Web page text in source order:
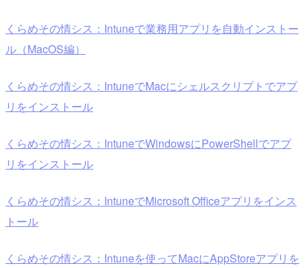
くらめその情シス：Intuneで業務用アプリを自動インストー
ル（MacOS編）
くらめその情シス：IntuneでMacにシェルスクリプトでアプ
リをインストール
くらめその情シス：IntuneでWindowsにPowerShellでアプ
リをインストール
くらめその情シス：IntuneでMicrosoft Officeアプリをインス
トール
くらめその情シス：Intuneを使ってMacにAppStoreアプリを